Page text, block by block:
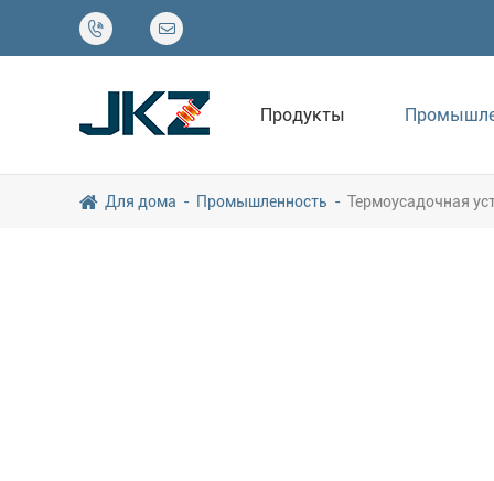
 
Продукты
Для дома Промышленность Термоусадочная